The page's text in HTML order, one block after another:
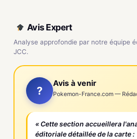
Avis Expert
Analyse approfondie par notre équipe
JCC.
?
Avis à venir
Pokemon-France.com —
« Cette section accueillera
éditoriale détaillée de la carte :